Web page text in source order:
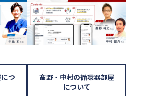
つ
髙野・中村の循環器部屋
について